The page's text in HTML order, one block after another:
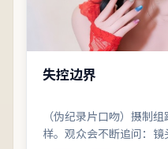
失控边界
（伪纪录片口吻）摄制
样。观众会不断追问：镜